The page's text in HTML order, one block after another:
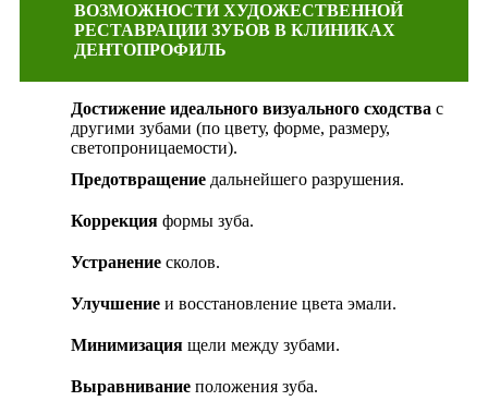
ВОЗМОЖНОСТИ ХУДОЖЕСТВЕННОЙ
РЕСТАВРАЦИИ ЗУБОВ В КЛИНИКАХ
ДЕНТОПРОФИЛЬ
Достижение идеального визуального сходства с
другими зубами (по цвету, форме, размеру,
светопроницаемости).
Предотвращение дальнейшего разрушения.
Коррекция формы зуба.
Устранение сколов.
Улучшение и восстановление цвета эмали.
Минимизация щели между зубами.
Выравнивание положения зуба.